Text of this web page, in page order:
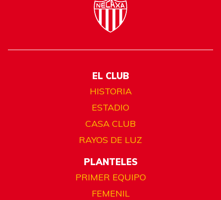
EL CLUB
HISTORIA
ESTADIO
CASA CLUB
RAYOS DE LUZ
PLANTELES
PRIMER EQUIPO
FEMENIL